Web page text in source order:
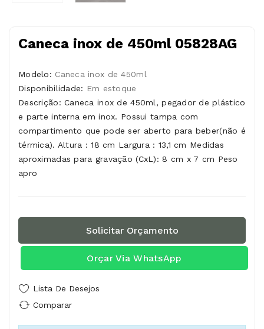
Caneca inox de 450ml 05828AG
Modelo: Caneca inox de 450ml
Disponibilidade: Em estoque
Descrição: Caneca inox de 450ml, pegador de plástico
e parte interna em inox. Possui tampa com
compartimento que pode ser aberto para beber(não é
térmica). Altura : 18 cm Largura : 13,1 cm Medidas
aproximadas para gravação (CxL): 8 cm x 7 cm Peso
apro
Solicitar Orçamento
Orçar Via WhatsApp
Lista De Desejos
Comparar